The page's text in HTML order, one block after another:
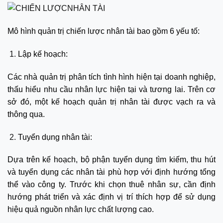
Mô hình quản trị chiến lược nhân tài bao gồm 6 yếu tố:
Lập kế hoạch:
Các nhà quản trị phân tích tình hình hiện tại doanh nghiệp,
thấu hiểu nhu cầu nhân lực hiện tại và tương lai. Trên cơ
sở đó, một kế hoạch quản trị nhân tài được vạch ra và
thông qua.
Tuyển dụng nhân tài:
Dựa trên kế hoạch, bộ phận tuyển dụng tìm kiếm, thu hút
và tuyển dụng các nhân tài phù hợp với định hướng tổng
thể vào công ty. Trước khi chọn thuê nhân sự, cần định
hướng phát triển và xác định vị trí thích hợp để sử dụng
hiệu quả nguồn nhân lực chất lượng cao.